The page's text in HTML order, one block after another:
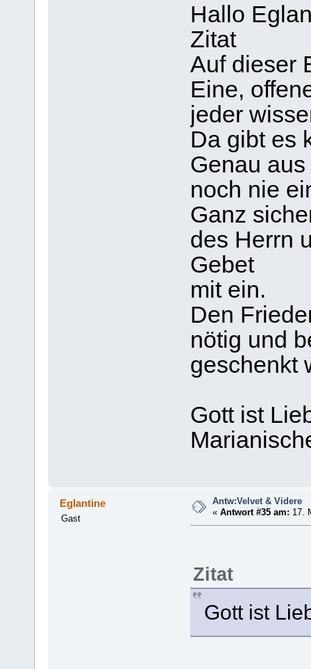
Hallo
Zitat
Auf dieser
Eine,
jeder
Da gibt es
Genau
noch nie
Ganz
des Herrn
Gebet
mit ein.
Den
nötig und
geschenkt
Gott ist
Eglantine
Gast
Antw:Velvet & Videre
«Antwort #35 am: 17.
Zitat
Gott ist